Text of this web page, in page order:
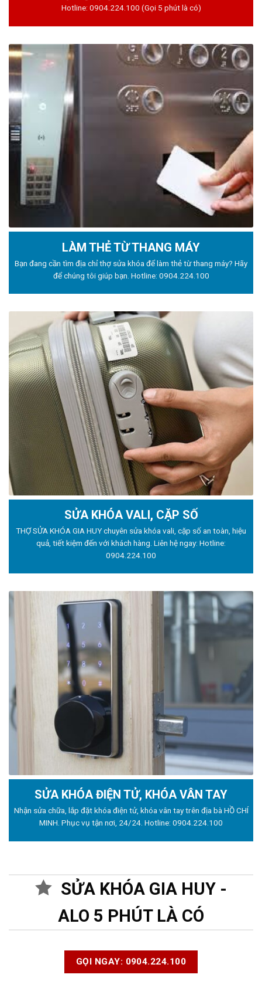
Hotline: 0904.224.100 (Gọi 5 phút là có)
LÀM THẺ TỪ THANG MÁY
Bạn đang cần tìm địa chỉ thợ sửa khóa để làm thẻ từ thang máy? Hãy
để chúng tôi giúp bạn. Hotline: 0904.224.100
SỬA KHÓA VALI, CẶP SỐ
THỢ SỬA KHÓA GIA HUY chuyên sửa khóa vali, cặp số an toàn, hiệu
quả, tiết kiệm đến với khách hàng. Liên hệ ngay: Hotline:
0904.224.100
SỬA KHÓA ĐIỆN TỬ, KHÓA VÂN TAY
Nhận sửa chữa, lắp đặt khóa điện tử, khóa vân tay trên địa bà HỒ CHÍ
MINH. Phục vụ tận nơi, 24/24. Hotline: 0904.224.100
SỬA KHÓA GIA HUY -
ALO 5 PHÚT LÀ CÓ
GỌI NGAY: 0904.224.100